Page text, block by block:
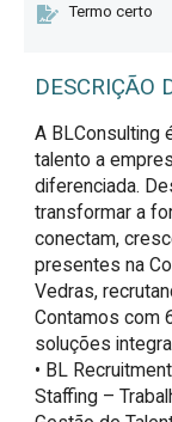
Termo certo
DESCRIÇÃO
A BLConsulting
talento a
diferenciada.
transformar a
conectam,
presentes na
Vedras,
Contamos com
soluções
• BL
Staffing –